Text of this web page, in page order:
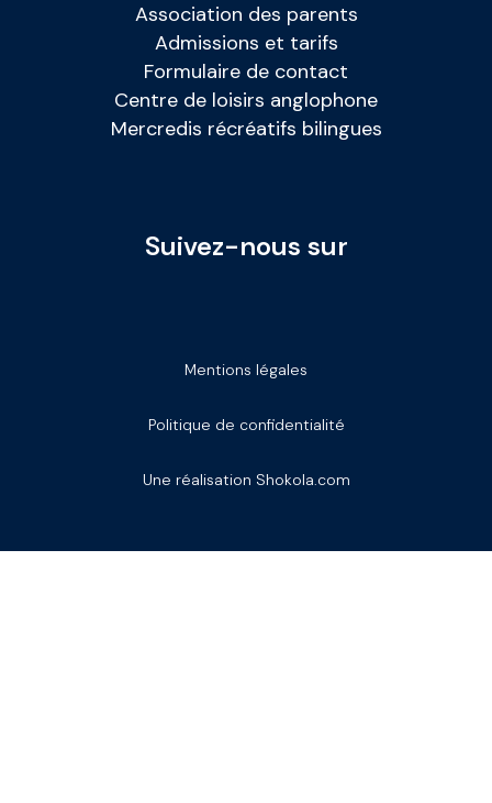
Association des parents
Admissions et tarifs
Formulaire de contact
Centre de loisirs anglophone
Mercredis récréatifs bilingues
Suivez-nous sur
Mentions légales
Politique de confidentialité
Une réalisation Shokola.com